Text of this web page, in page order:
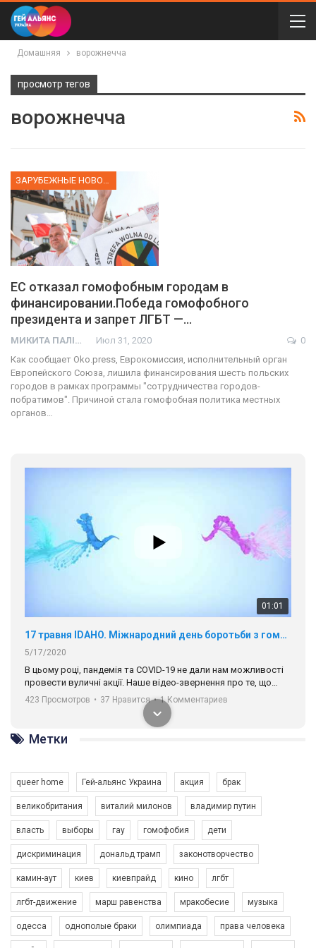
Домашняя ворожнечча
просмотр тегов
ворожнечча
ЕС отказал гомофобным городам в
финансировании.Победа гомофобного
президента и запрет ЛГБТ —…
МИКИТА ПАЛІЙ Июл 31, 2020
0
Как сообщает Oko.press, Еврокомиссия, исполнительный орган
Европейского Союза, лишила финансирования шесть польских
городов в рамках программы "сотрудничества городов-
побратимов". Причиной стала гомофобная политика местных
органов…
01:01
17 травня IDAHO. Міжнародний день боротьби з гомофобією трансфобією і біфобія.
5/17/2020
В цьому році, пандемія та COVІD-19 не дали нам можливості
провести вуличні акції. Наше відео-звернення про те, що
навіть коли ми у різних містах та не можемо зустрінеться, ми
разом. Ми закликаємо всіх хто поділяє цінності рівності та
солідарності, приєднатися до нас. Регіональні підрозділи
ГАУ є в 16 областях України.
Разом наш голос лунає гучніше!
423 Просмотров • 37 Нравится • 1 Комментариев
Зупинимо насильство проти ЛГБТ в Україні! Stop violence against LGBT in Ukraine!
6/30/2017
Емоційний та вражаючий промо-ролік на конкурс PACT, який
Метки
queer home Гей-альянс Украина акция брак
великобритания виталий милонов владимир путин
власть выборы гау гомофобия дети
дискриминация дональд трамп законотворчество
камин-аут киев киевпрайд кино лгбт
лгбт-движение марш равенства мракобесие музыка
одесса однополые браки олимпиада права человека